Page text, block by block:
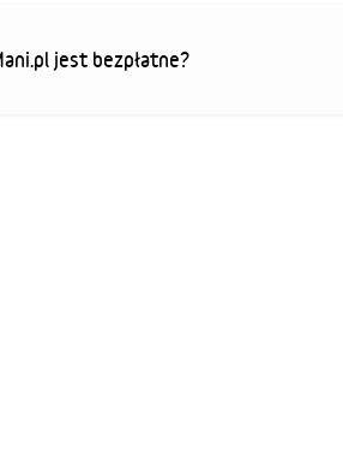
jest bezpłatne?